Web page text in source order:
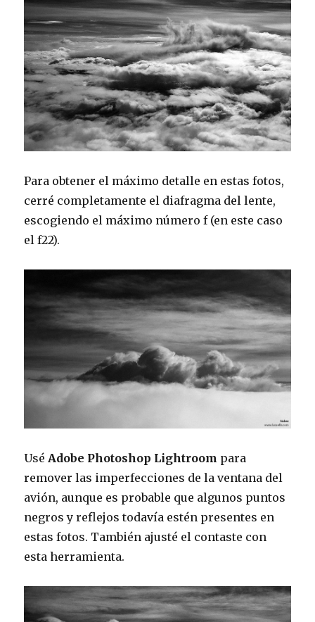
Para obtener el máximo detalle en estas fotos,
cerré completamente el diafragma del lente,
escogiendo el máximo número f (en este caso
el f22).
UséAdobe Photoshop Lightroom para
remover las imperfecciones de la ventana del
avión, aunque es probable que algunos puntos
negros y reflejos todavía estén presentes en
estas fotos. También ajusté el contaste con
esta herramienta.